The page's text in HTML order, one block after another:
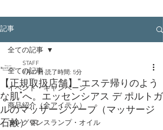
記事
全ての記事
イベント・キャンペーン
商品紹介（全アイテム）
フレグランスランプ・オイル
全ての記事
【正規取扱店舗】“エステ帰りのよう
な肌”へ。エッセンシアス デ ポルトガ
ルのマッサージソープ（マッサージ
石鹸）🧼
STAFF
5月27日 読了時間: 5分